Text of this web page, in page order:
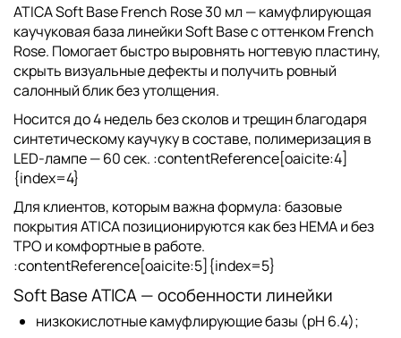
ATICA Soft Base French Rose 30 мл— камуфлирующая
каучуковая база линейки Soft Base с оттенком French
Rose. Помогает быстро выровнять ногтевую пластину,
скрыть визуальные дефекты и получить ровный
салонный блик без утолщения.
Носится до4 недельбез сколов и трещин благодаря
синтетическому каучукув составе, полимеризация в
LED-лампе —60 сек. :contentReference[oaicite:4]
{index=4}
Для клиентов, которым важна формула: базовые
покрытия ATICA позиционируются какбез HEMA и без
TPO и комфортные в работе.
:contentReference[oaicite:5]{index=5}
Soft Base ATICA — особенности линейки
низкокислотные камуфлирующие базы (pH 6.4);